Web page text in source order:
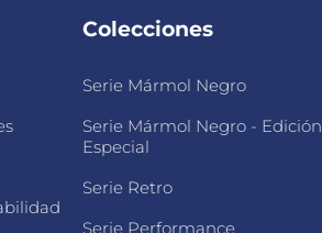
Colecciones
Serie Mármol Negro
Serie Mármol Negro - Edición
Especial
Serie Retro
Serie Performance